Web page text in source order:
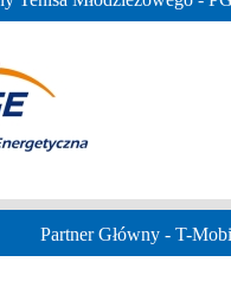
Partner Główny - T-